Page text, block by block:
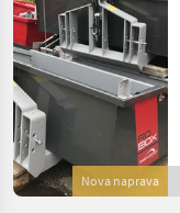
Nova naprava